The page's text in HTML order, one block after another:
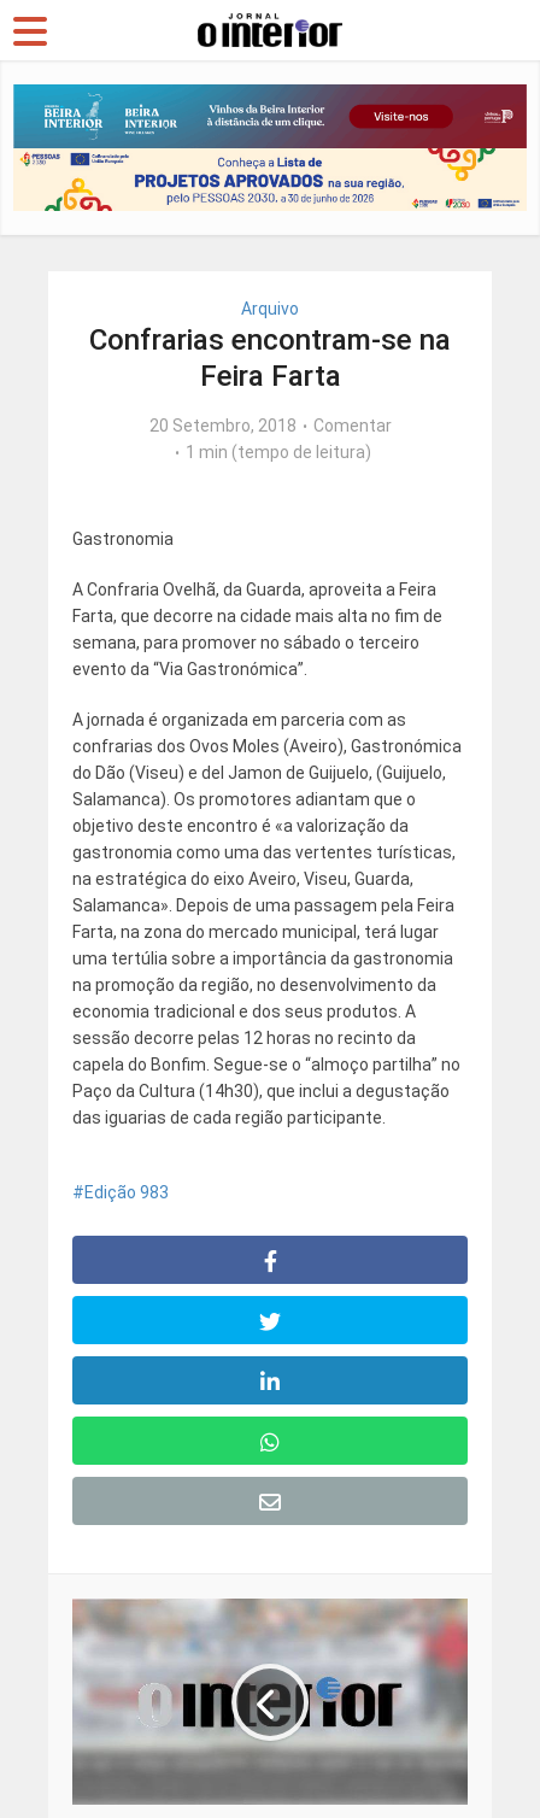
Arquivo
Confrarias encontram-se na
Feira Farta
20 Setembro, 2018
Comentar
1 min (tempo de leitura)
Gastronomia
A Confraria Ovelhã, da Guarda, aproveita a Feira
Farta, que decorre na cidade mais alta no fim de
semana, para promover no sábado o terceiro
evento da “Via Gastronómica”.
A jornada é organizada em parceria com as
confrarias dos Ovos Moles (Aveiro), Gastronómica
do Dão (Viseu) e del Jamon de Guijuelo, (Guijuelo,
Salamanca). Os promotores adiantam que o
objetivo deste encontro é «a valorização da
gastronomia como uma das vertentes turísticas,
na estratégica do eixo Aveiro, Viseu, Guarda,
Salamanca». Depois de uma passagem pela Feira
Farta, na zona do mercado municipal, terá lugar
uma tertúlia sobre a importância da gastronomia
na promoção da região, no desenvolvimento da
economia tradicional e dos seus produtos. A
sessão decorre pelas 12 horas no recinto da
capela do Bonfim. Segue-se o “almoço partilha” no
Paço da Cultura (14h30), que inclui a degustação
das iguarias de cada região participante.
Edição 983